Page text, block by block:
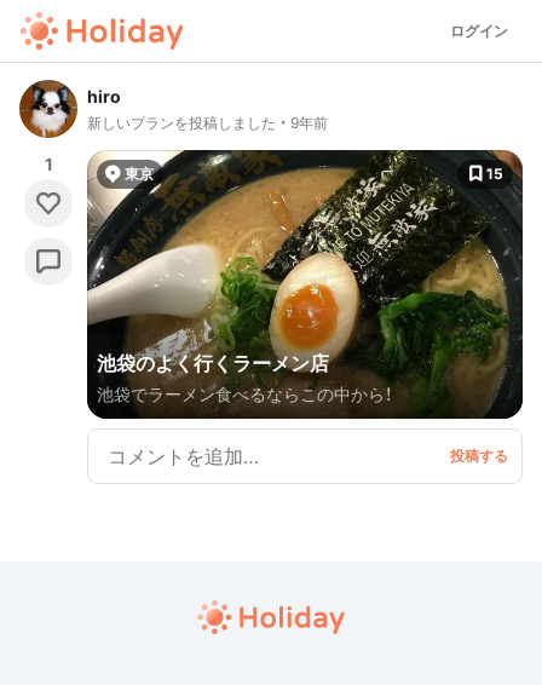
ログイン
hiro
新しいプランを投稿しました 9年前
1 東京 15
池袋のよく行くラーメン店
池袋でラーメン食べるならこの中から！